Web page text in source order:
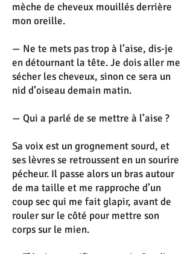
mèche de cheveux mouillés derrière
mon oreille.
— Ne te mets pas trop à l’aise, dis-je
en détournant la tête. Je dois aller me
sécher les cheveux, sinon ce sera un
nid d’oiseau demain matin.
— Qui a parlé de se mettre à l’aise ?
Sa voix est un grognement sourd, et
ses lèvres se retroussent en un sourire
pécheur. Il passe alors un bras autour
de ma taille et me rapproche d’un
coup sec qui me fait glapir, avant de
rouler sur le côté pour mettre son
corps sur le mien.